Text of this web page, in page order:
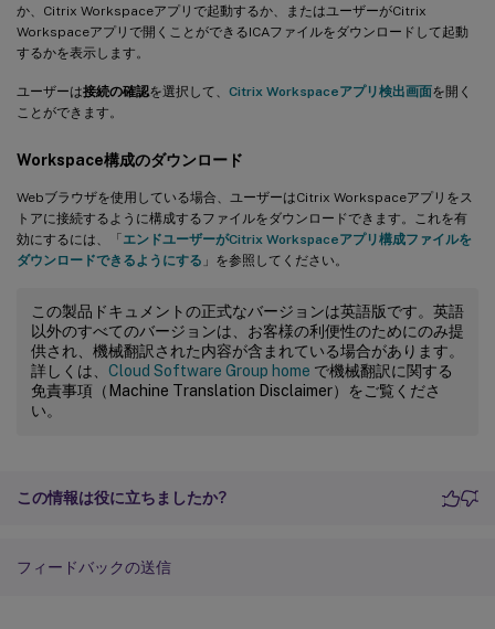
か、Citrix Workspaceアプリで起動するか、またはユーザーがCitrix
Workspaceアプリで開くことができるICAファイルをダウンロードして起動
するかを表示します。
ユーザーは接続の確認を選択して、 Citrix Workspaceアプリ検出画面を開く
ことができます。
Workspace構成のダウンロード
Webブラウザを使用している場合、ユーザーはCitrix Workspaceアプリをス
トアに接続するように構成するファイルをダウンロードできます。これを有
効にするには、「 エンドユーザーがCitrix Workspaceアプリ構成ファイルを
ダウンロードできるようにする 」を参照してください。
この製品ドキュメントの正式なバージョンは英語版です。英語
以外のすべてのバージョンは、お客様の利便性のためにのみ提
供され、機械翻訳された内容が含まれている場合があります。
詳しくは、 Cloud Software Group home で機械翻訳に関する
免責事項（Machine Translation Disclaimer）をご覧くださ
い。
この情報は役に立ちましたか?
フィードバックの送信